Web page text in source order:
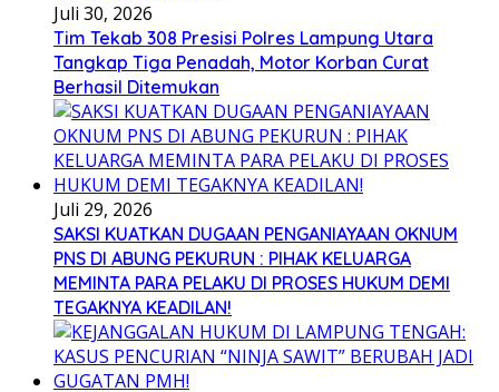
Juli 30, 2026
Tim Tekab 308 Presisi Polres Lampung Utara
Tangkap Tiga Penadah, Motor Korban Curat
Berhasil Ditemukan
Juli 29, 2026
SAKSI KUATKAN DUGAAN PENGANIAYAAN OKNUM
PNS DI ABUNG PEKURUN : PIHAK KELUARGA
MEMINTA PARA PELAKU DI PROSES HUKUM DEMI
TEGAKNYA KEADILAN!